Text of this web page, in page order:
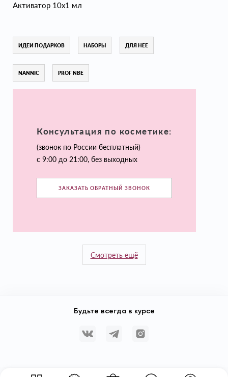
Активатор 10х1 мл
ИДЕИ ПОДАРКОВ НАБОРЫ ДЛЯ НЕЕ
NANNIC PROF NBE
Консультация по косметике:
(звонок по России бесплатный)
с 9:00 до 21:00, без выходных
ЗАКАЗАТЬ ОБРАТНЫЙ ЗВОНОК
Смотреть ещё
Будьте всегда в курсе